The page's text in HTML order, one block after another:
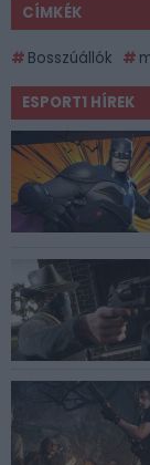
CÍMKÉK
Bosszúállók
ESPORT1 HÍREK